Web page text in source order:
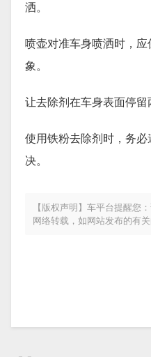
洒。
喷壶对准车身喷洒时，
象。
让去除剂在车身表面停
使用铁粉去除剂时，务
决。
【版权声明】车平台提醒您
网络转载，如网站发布的有